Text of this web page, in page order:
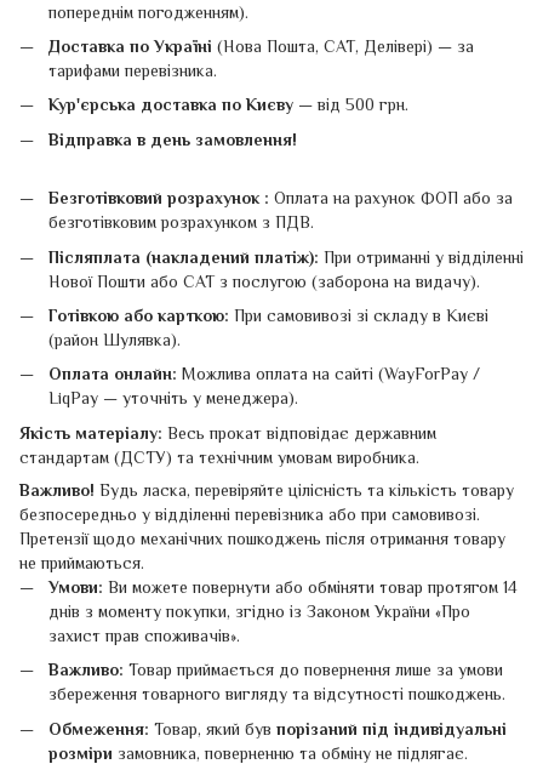
попереднім погодженням).
Доставка по Україні (Нова Пошта, САТ, Делівері) — за
тарифами перевізника.
Кур'єрська доставка по Києву — від 500 грн.
Відправка в день замовлення!
Безготівковий розрахунок : Оплата на рахунок ФОП або за
безготівковим розрахунком з ПДВ.
Післяплата (накладений платіж): При отриманні у відділенні
Нової Пошти або САТ з послугою (заборона на видачу).
Готівкою або карткою: При самовивозі зі складу в Києві
(район Шулявка).
Оплата онлайн: Можлива оплата на сайті (WayForPay /
LiqPay — уточніть у менеджера).
Якість матеріалу: Весь прокат відповідає державним
стандартам (ДСТУ) та технічним умовам виробника.
Важливо! Будь ласка, перевіряйте цілісність та кількість товару
безпосередньо у відділенні перевізника або при самовивозі.
Претензії щодо механічних пошкоджень після отримання товару
не приймаються.
Умови: Ви можете повернути або обміняти товар протягом 14
днів з моменту покупки, згідно із Законом України «Про
захист прав споживачів».
Важливо: Товар приймається до повернення лише за умови
збереження товарного вигляду та відсутності пошкоджень.
Обмеження: Товар, який був порізаний під індивідуальні
розміри замовника, поверненню та обміну не підлягає.